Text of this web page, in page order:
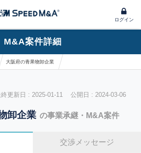
ログイン
M&A案件詳細
大阪府の青果物卸企業
終更新日 : 2025-01-11 公開日 : 2024-03-06
卸企業 の事業承継・M&A案件
交渉メッセージ